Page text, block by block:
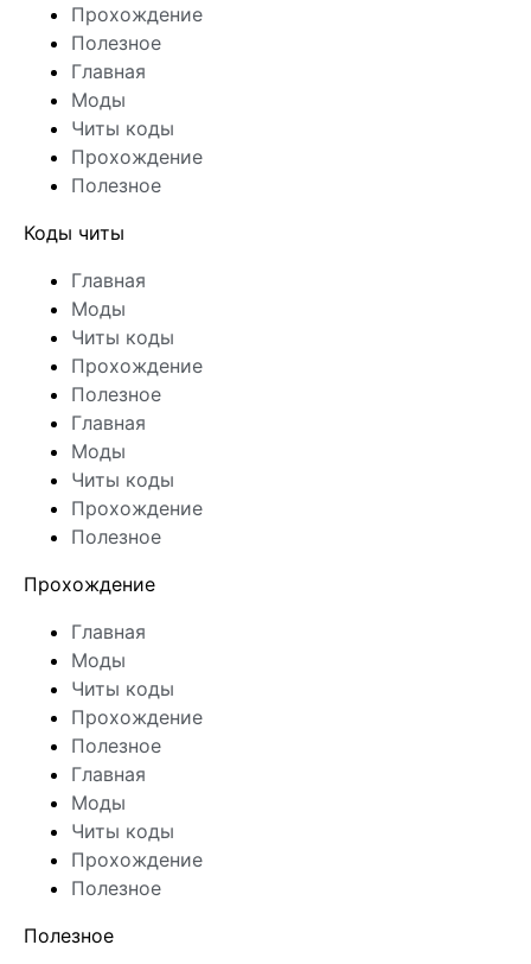
Прохождение
Полезное
Главная
Моды
Читы коды
Прохождение
Полезное
Коды читы
Главная
Моды
Читы коды
Прохождение
Полезное
Главная
Моды
Читы коды
Прохождение
Полезное
Прохождение
Главная
Моды
Читы коды
Прохождение
Полезное
Главная
Моды
Читы коды
Прохождение
Полезное
Полезное